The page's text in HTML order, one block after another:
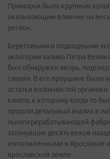
Приморья было крупным
оказывающим влияние на весь
регион.
Береговыми и подводными
акватории залива Петра
был обнаружен якорь,
славян. В его проушине были
остатки волокнистой
каната, к которому когда-то
прошли детальный анализ в
льноперерабатывающей
затонувших десять веков
изготовленными в Ярославле
ярославской земле.